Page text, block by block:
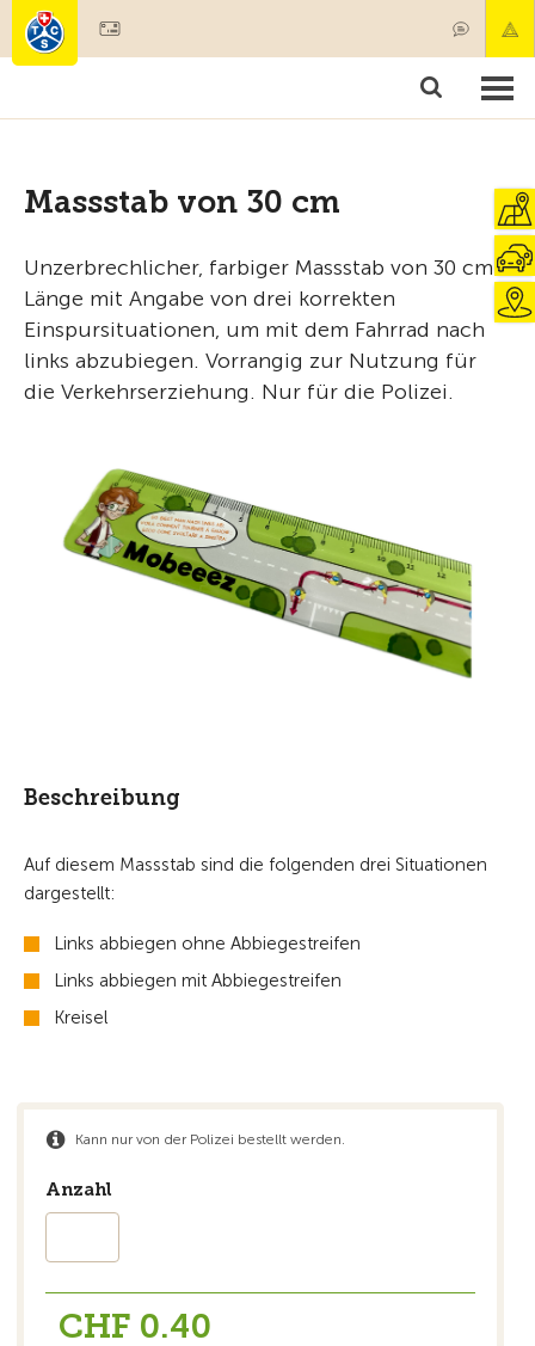
Produkte & Angebote
Massstab von 30 cm
Unzerbrechlicher, farbiger Massstab von 30 cm
Länge mit Angabe von drei korrekten
Einspursituationen, um mit dem Fahrrad nach
links abzubiegen. Vorrangig zur Nutzung für
die Verkehrserziehung. Nur für die Polizei.
Beschreibung
Auf diesem Massstab sind die folgenden drei Situationen
dargestellt:
Links abbiegen ohne Abbiegestreifen
Links abbiegen mit Abbiegestreifen
Kreisel
Kann nur von der Polizei bestellt werden.
Anzahl
CHF 0.40